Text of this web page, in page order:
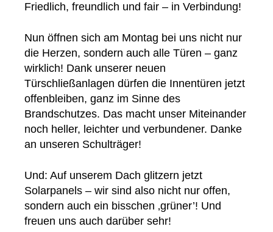
Friedlich, freundlich und fair – in Verbindung!
Nun öffnen sich am Montag bei uns nicht nur
die Herzen, sondern auch alle Türen – ganz
wirklich! Dank unserer neuen
Türschließanlagen dürfen die Innentüren jetzt
offenbleiben, ganz im Sinne des
Brandschutzes. Das macht unser Miteinander
noch heller, leichter und verbundener. Danke
an unseren Schulträger!
Und: Auf unserem Dach glitzern jetzt
Solarpanels – wir sind also nicht nur offen,
sondern auch ein bisschen ‚grüner’! Und
freuen uns auch darüber sehr!